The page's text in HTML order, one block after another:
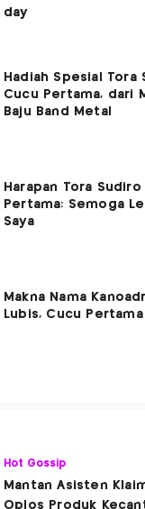
Hadiah Spesial Tora
Cucu Pertama, dari
Baju Band Metal
Harapan Tora
Pertama: Semoga
Saya
Makna Nama
Lubis, Cucu
Hot Gossip
Mantan Asisten
Oplos Produk